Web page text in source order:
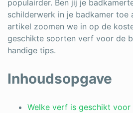
Schrijnwerker
Stukadoor
Vloeren
Vochtbestrijding
populairder. Ben jij je
schilderwerk in je badkamer toe
artikel zoomen we in op de
geschikte soorten verf voor de
handige tips.
Inhoudsopgave
Welke verf is geschikt voor